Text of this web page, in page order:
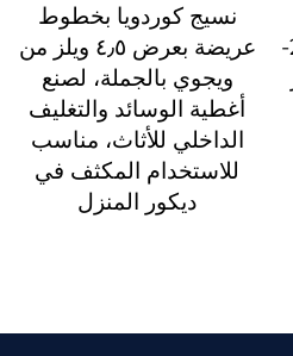
بوليستر 100٪، بين 290-
نسيج كوردويا بخطوط
عريضة بعرض ٤٫٥ ويلز من
ويجوي بالجملة، لصنع
أغطية الوسائد والتغليف
الداخلي للأثاث، مناسب
للاستخدام المكثف في
ديكور المنزل